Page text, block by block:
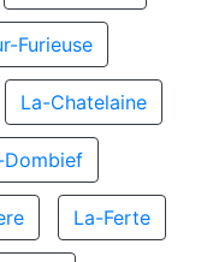
Furieuse
La-Chatelaine
Dombief
La-Ferte